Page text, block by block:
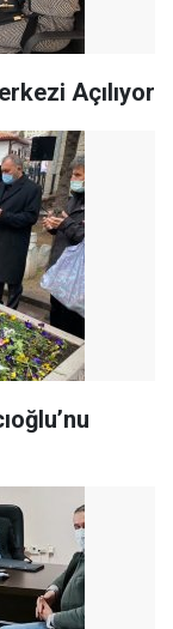
Açılıyor